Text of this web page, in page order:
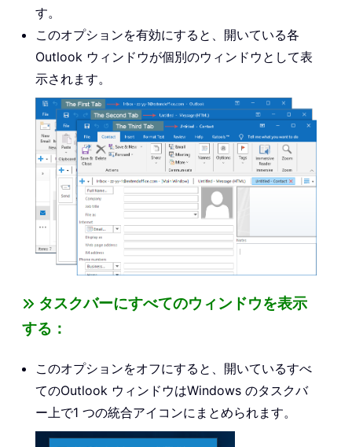
す。
このオプションを有効にすると、開いている各
Outlook ウィンドウが個別のウィンドウとして表
示されます。
タスクバーにすべてのウィンドウを表示
する：
このオプションをオフにすると、開いているすべ
てのOutlook ウィンドウはWindows のタスクバ
ー上で1 つの統合アイコンにまとめられます。